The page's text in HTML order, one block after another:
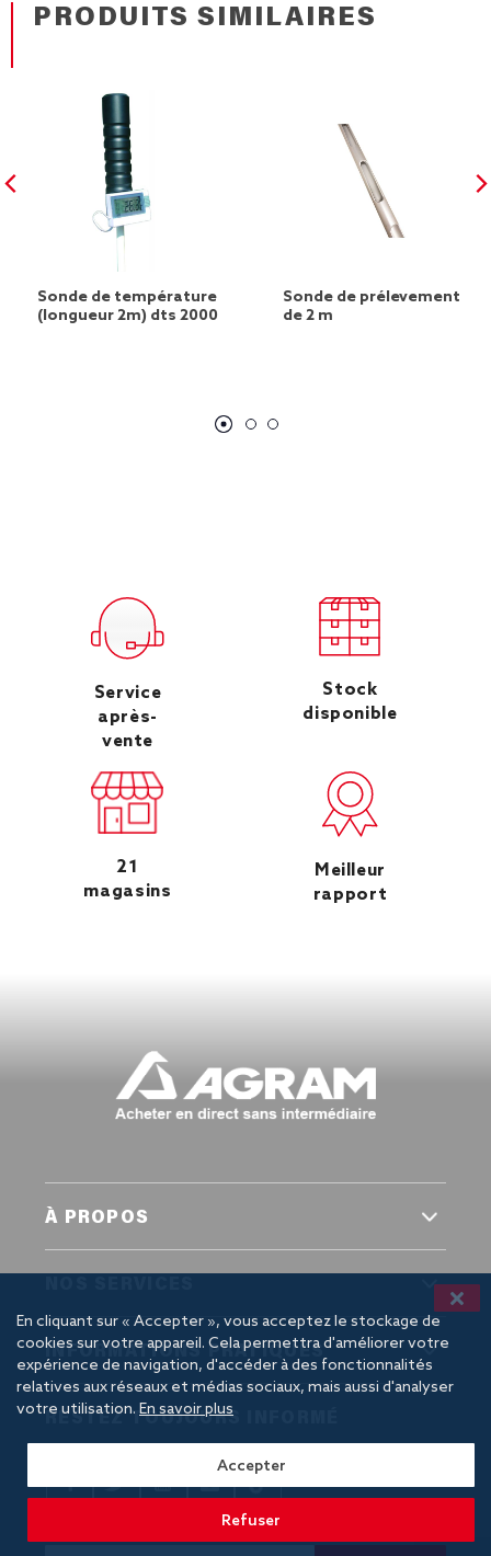
PRODUITS SIMILAIRES
Sonde de température
(longueur 2m) dts 2000
Sonde de prélevement
de 2 m
Service
après-
vente
Stock
disponible
21
magasins
Meilleur
rapport
À PROPOS
Qui sommes-nous ?
Recrutement
Espace presse
Voir ou suivre une commande
Retourner ou remplacer un produit
Livraison et retrait
FAQ
INFORMATIONS PRATIQUES
RESTEZ TOUJOURS INFORMÉ
En cliquant sur « Accepter », vous acceptez le stockage de
cookies sur votre appareil. Cela permettra d'améliorer votre
expérience de navigation, d'accéder à des fonctionnalités
relatives aux réseaux et médias sociaux, mais aussi d'analyser
votre utilisation. En savoir plus
Accepter
Refuser